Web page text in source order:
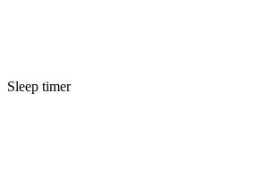
Sleep timer